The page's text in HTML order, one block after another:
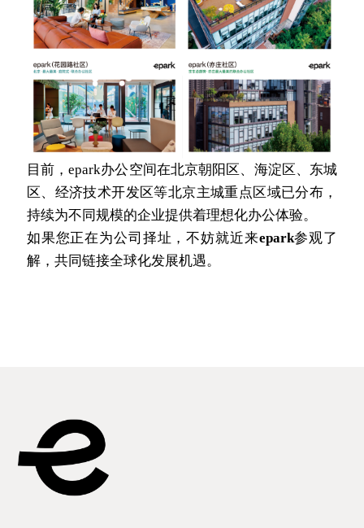
目前，epark办公空间在北京朝阳区、海淀区、东城
区、经济技术开发区等北京主城重点区域已分布，
持续为不同规模的企业提供着理想化办公体验。
如果您正在为公司择址，不妨就近来epark参观了
解，共同链接全球化发展机遇。